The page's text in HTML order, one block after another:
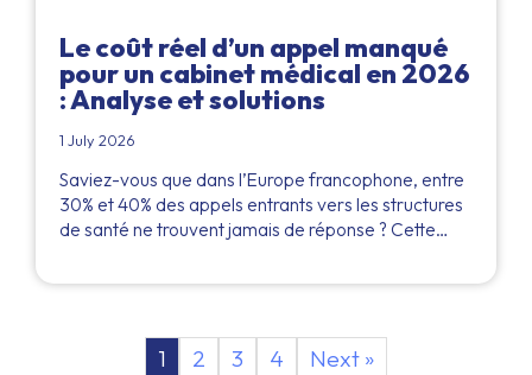
Le coût réel d’un appel manqué
pour un cabinet médical en 2026
: Analyse et solutions
1 July 2026
Saviez-vous que dans l’Europe francophone, entre
30% et 40% des appels entrants vers les structures
de santé ne trouvent jamais de réponse ? Cette…
1 2 3 4 Next »